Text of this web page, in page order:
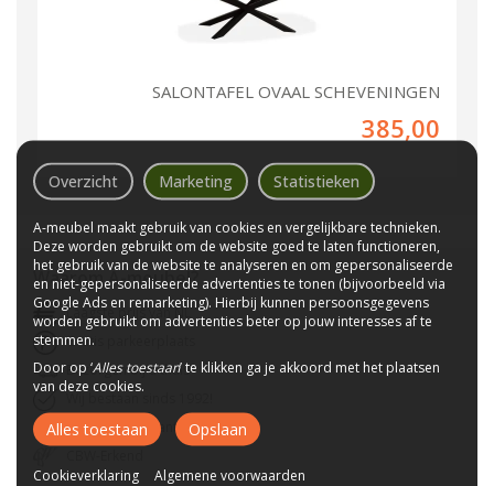
SALONTAFEL OVAAL SCHEVENINGEN
385,00
WaaromA-meubel?
Laagste prijs van NL
Gratis parkeerplaats
Bezorgen bij u thuis
Tot 10 jaar garantie
Overzicht Marketing Statistieken
A-meubel maakt gebruik van cookies en vergelijkbare technieken.
Deze worden gebruikt om de website goed te laten functioneren,
het gebruik van de website te analyseren en om gepersonaliseerde
en niet-gepersonaliseerde advertenties te tonen (bijvoorbeeld via
Google Ads en remarketing). Hierbij kunnen persoonsgegevens
worden gebruikt om advertenties beter op jouw interesses af te
stemmen.
Door op ‘Alles toestaan’ te klikken ga je akkoord met het plaatsen
van deze cookies.
Alles toestaan Opslaan
Cookieverklaring Algemene voorwaarden